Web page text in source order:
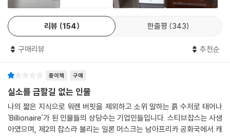
--- p.36
내가 일했던 뉴욕 회사에서 높은 연봉을 받는 동료들 중에도 뉴욕 시에 사
는 이들은 대부분 차가 없었다. 자동차는 사는 순간부터 감가상각이 시작
돈을 앞으로 가치가 오를 주식에 투자하겠다는 게 훨씬 현명한 생각이다.
자동차 철학이다.
--- p.43
돈이 없고 월급이 적다고 불평하면서도 조금만 돈이 모이면 해외여행을 가
투자를 공부하는 곳이 아니라 스펙을 쌓는 곳이었다. 투자전문가들이 손절
매를 이야기하는 이상한 나라였다.
오기 힘든 사람들을 직접 만나기 위해 전국을 다니는 경제독립을 위한 버
을 만났다. 어떤 때는 단 2명만 참석한 강연회도 있었고, 학생들을 위해 담
임 선생님이 초청한 강연회가 교장 선생님에 의해 무산되기도 했지만, 사
교육비를 끊고 아이와의 관계가 개선되고 아이가 더 공부에 몰입하게 되었
다는 어머니, 손자에게 펀드를 선물로 남겨주는 할머니 등 금융문맹에서
벗어나 부자의 길로 나아가기 시작한 여러 감동적인 사례도 있었다.
리뷰 154 한줄평 343
구매리뷰 추천순
종이책 구매
실소를 금할길 없는 인물
나의 짧은 지식으로 워렌 버핏을 제외하고 소위 말하는 흙 수저로 태어나
'Billionaire'가 된 인물들의 상당수는 기업인들입니다. 스티브잡스는 사생
아였으며, 제2의 잡스라 불리는 일론 머스크는 남아프리카 공화국에서 캐